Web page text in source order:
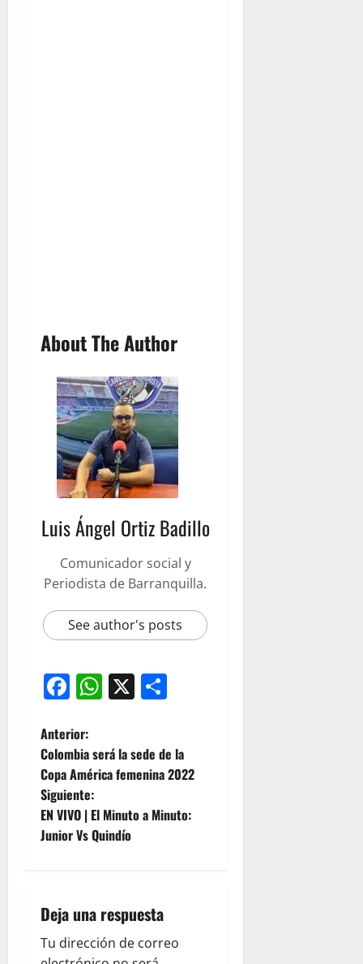
About The Author
Luis Ángel Ortiz Badillo
Comunicador social y
Periodista de Barranquilla.
See author's posts
Facebook
WhatsApp
X
Anterior:
Colombia será la sede de la
Copa América femenina 2022
Siguiente:
EN VIVO | El Minuto a Minuto:
Junior Vs Quindío
Deja una respuesta
Tu dirección de correo